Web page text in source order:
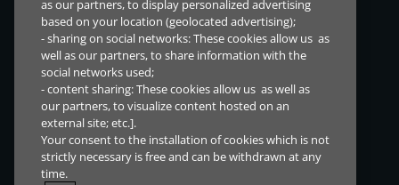
SNARVEIER
Løsninger for forhandler
Løsninger for kunde
Nyheter
Om oss
Jobb og karriere
DIREKTETILGANG
Varsling
as our partners, to display personalized advertising
based on your location (geolocated advertising);
- sharing on social networks: These cookies allow us as
well as our partners, to share information with the
social networks used;
- content sharing: These cookies allow us as well as
our partners, to visualize content hosted on an
external site; etc.].
Your consent to the installation of cookies which is not
strictly necessary is free and can be withdrawn at any
time.